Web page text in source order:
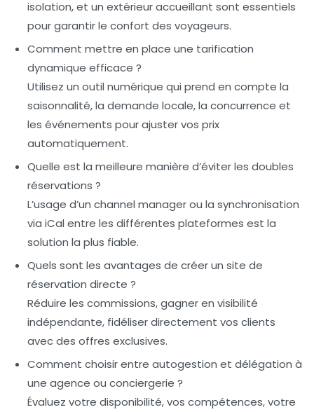
isolation, et un extérieur accueillant sont essentiels
pour garantir le confort des voyageurs.
Comment mettre en place une tarification
dynamique efficace ?
Utilisez un outil numérique qui prend en compte la
saisonnalité, la demande locale, la concurrence et
les événements pour ajuster vos prix
automatiquement.
Quelle est la meilleure manière d’éviter les doubles
réservations ?
L’usage d’un channel manager ou la synchronisation
via iCal entre les différentes plateformes est la
solution la plus fiable.
Quels sont les avantages de créer un site de
réservation directe ?
Réduire les commissions, gagner en visibilité
indépendante, fidéliser directement vos clients
avec des offres exclusives.
Comment choisir entre autogestion et délégation à
une agence ou conciergerie ?
Évaluez votre disponibilité, vos compétences, votre